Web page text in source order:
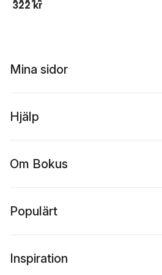
Krusenstjerna
322 kr
Mina sidor
Hjälp
Om Bokus
Populärt
Inspiration